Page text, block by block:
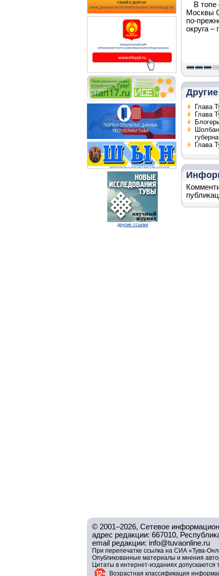
другие ссылки
В топе
Москвы
по-
округа –
Глава
Глава
Глава
© 2001–2026, Сетевое
адрес редакции: 667010,
email редакции: info@tuvaonline.ru
При перепечатке ссылка на СИА «Тува-
Опубликованные материалы и мнения
Цитаты в интернет-изданиях
Возрастная классификация